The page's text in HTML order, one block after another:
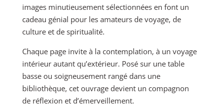
images minutieusement sélectionnées en font un
cadeau génial pour les amateurs de voyage, de
culture et de spiritualité.
Chaque page invite à la contemplation, à un voyage
intérieur autant qu’extérieur. Posé sur une table
basse ou soigneusement rangé dans une
bibliothèque, cet ouvrage devient un compagnon
de réflexion et d’émerveillement.